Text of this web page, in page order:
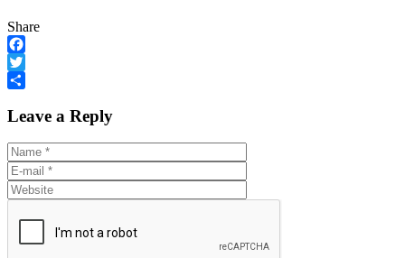
Share
Facebook
Twitter
Leave a Reply